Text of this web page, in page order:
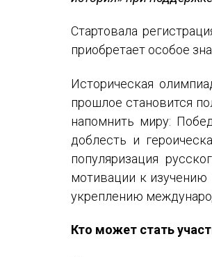
Устав МАПРЯЛ
Вступить в МАПРЯЛ
Медаль А. С. Пушкина
Оплата членских взносов
Стартовала
приобретает особое
Историческая
прошлое становится
напомнить миру:
доблесть и
популяризация
мотивации к
укреплению
Кто может стать